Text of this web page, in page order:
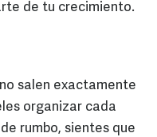
de tu crecimiento.
salen exactamente
organizar cada
rumbo, sientes que